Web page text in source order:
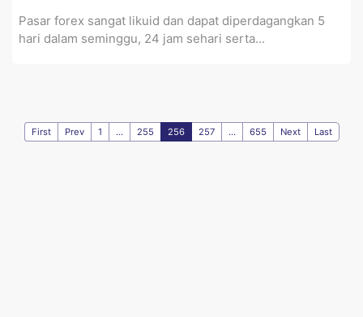
Pasar forex sangat likuid dan dapat diperdagangkan 5
hari dalam seminggu, 24 jam sehari serta...
First Prev 1 ... 255 256 257 ... 655 Next Last